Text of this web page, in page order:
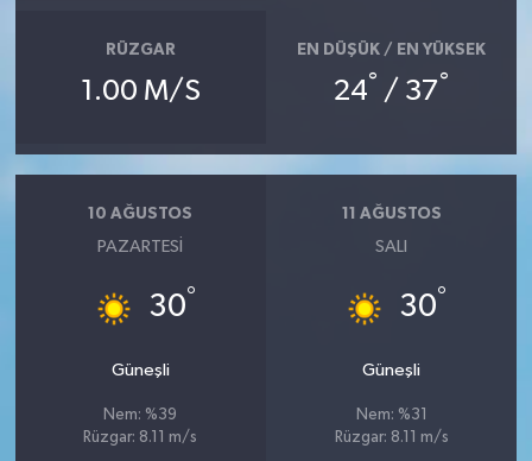
RÜZGAR
1.00 M/S
EN DÜŞÜK / EN YÜKSEK
24° / 37°
10 AĞUSTOS
PAZARTESI
30°
Güneşli
Nem: %39
Rüzgar: 8.11 m/s
11 AĞUSTOS
SALI
30°
Güneşli
Nem: %31
Rüzgar: 8.11 m/s